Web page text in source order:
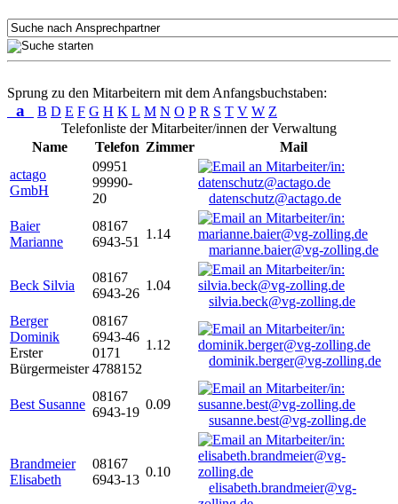
Sprung zu den Mitarbeitern mit dem Anfangsbuchstaben:
a B D E F G H K L M N O P R S T V W Z
Telefonliste der Mitarbeiter/innen der Verwaltung
Name
Telefon Zimmer
Mail
actago
GmbH
09951
99990-
20
datenschutz@actago.de
Baier
Marianne
08167
6943-51
1.14
marianne.baier@vg-zolling.de
Beck Silvia
08167
6943-26
1.04
silvia.beck@vg-zolling.de
Berger
Dominik
Erster
Bürgermeister
08167
6943-46
0171
4788152
1.12
dominik.berger@vg-zolling.de
Best Susanne
08167
6943-19
0.09
susanne.best@vg-zolling.de
Brandmeier
Elisabeth
08167
6943-13
0.10
elisabeth.brandmeier@vg-